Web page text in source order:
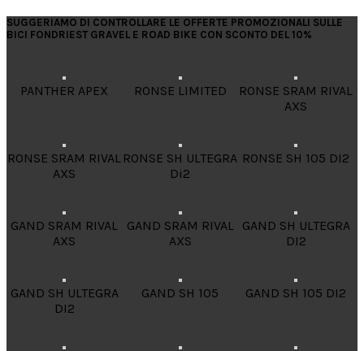
SUGGERIAMO DI CONTROLLARE LE OFFERTE PROMOZIONALI SULLE
BICI FONDRIEST GRAVEL E ROAD BIKE CON SCONTO DEL 10%
PANTHER APEX RONSE LIMITED
RONSE SRAM RIVAL
AXS
RONSE SRAM RIVAL
AXS
RONSE SH ULTEGRA
Di2
RONSE SH 105 DI2
GAND SRAM RIVAL
AXS
GAND SRAM RIVAL
AXS
GAND SH ULTEGRA
DI2
GAND SH ULTEGRA
DI2
GAND SH 105 GAND SH 105 DI2